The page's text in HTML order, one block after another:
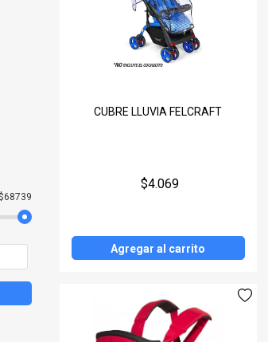
CUBRE LLUVIA FELCRAFT
$4.069
Agregar al carrito